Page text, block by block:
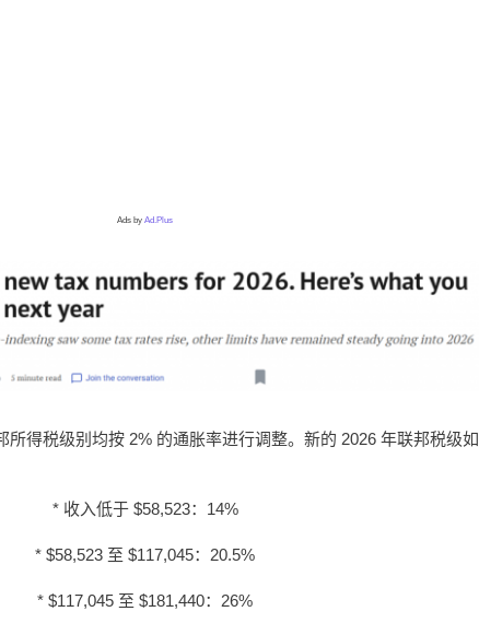
Ads by Ad.Plus
所得税级别均按 2% 的通胀率进行调整。新的 2026 年联邦税级如
* 收入低于 $58,523：14%
* $58,523 至 $117,045：20.5%
* $117,045 至 $181,440：26%